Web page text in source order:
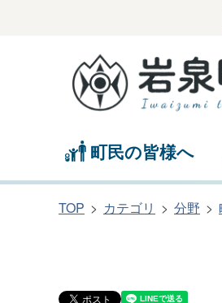
町民の皆様へ
TOP カテゴリ 分野